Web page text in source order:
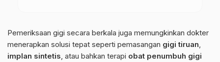
Pemeriksaan gigi secara berkala juga memungkinkan dokter
menerapkan solusi tepat seperti pemasangan gigi tiruan,
implan sintetis, atau bahkan terapi obat penumbuh gigi